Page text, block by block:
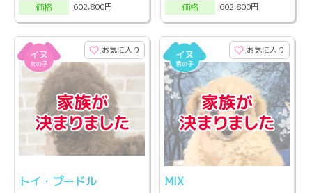
価格
602,800円
価格
602,800円
お気に入り
トイ・プードル
お気に入り
MIX